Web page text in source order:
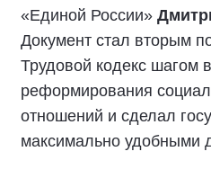
«Единой России»
Документ стал вторым
Трудовой кодекс шагом
реформирования
отношений и сделал
максимально удобными